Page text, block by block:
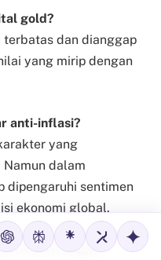
gold?
dan dianggap
yang mirip dengan
anti-inflasi?
yang
dalam
dipengaruhi sentimen
ekonomi global.
inflasi tinggi?